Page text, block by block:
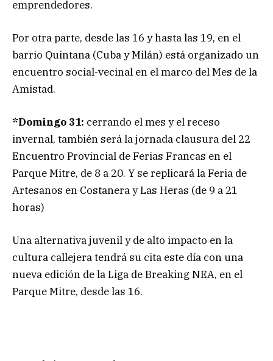
emprendedores.
Por otra parte, desde las 16 y hasta las 19, en el
barrio Quintana (Cuba y Milán) está organizado un
encuentro social-vecinal en el marco del Mes de la
Amistad.
*Domingo 31: cerrando el mes y el receso
invernal, también será la jornada clausura del 22
Encuentro Provincial de Ferias Francas en el
Parque Mitre, de 8 a 20. Y se replicará la Feria de
Artesanos en Costanera y Las Heras (de 9 a 21
horas)
Una alternativa juvenil y de alto impacto en la
cultura callejera tendrá su cita este día con una
nueva edición de la Liga de Breaking NEA, en el
Parque Mitre, desde las 16.